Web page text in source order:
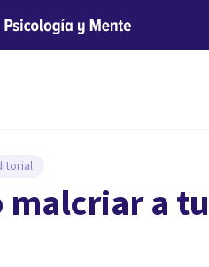
malcriar a tu